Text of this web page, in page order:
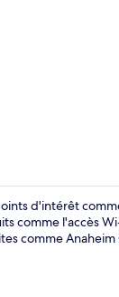
d'intérêt
comme l'accès
comme